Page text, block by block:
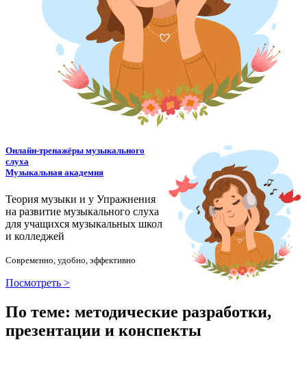
Онлайн-тренажёры музыкального
слуха
Музыкальная академия
Теория музыки и у Упражнения
на развитие музыкального слуха
для учащихся музыкальных школ
и колледжей
Современно, удобно, эффективно
Посмотреть >
По теме: методические разработки,
презентации и конспекты